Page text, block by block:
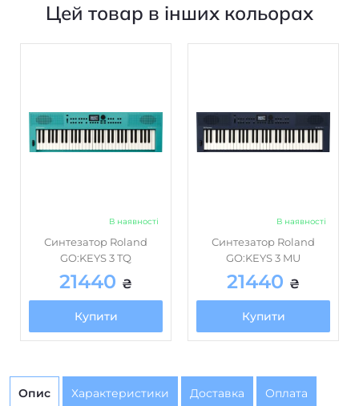
генератор:
Кількість клавіш 61
клавіатури при
напівзважена
Ефекти
4 типи,93 типи , Tone
MFX: 2 системи, Всього MFX: 1
Реверберація: 1
Накладення
Цей товар в інших кольорах
В наявності
Синтезатор Roland
GO:KEYS 3 TQ
21440 ₴
Купити
В наявності
Синтезатор Roland
GO:KEYS 3 MU
21440 ₴
Купити
Опис Характеристики Доставка Оплата